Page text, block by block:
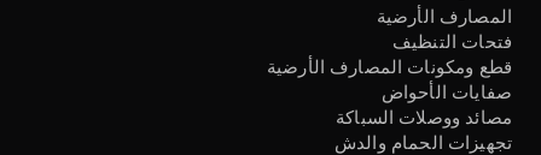
المصارف الأرضية
فتحات التنظيف
قطع ومكونات المصارف الأرضية
صفايات الأحواض
مصائد ووصلات السباكة
تجهيزات الحمام والدش